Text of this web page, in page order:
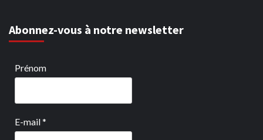
Abonnez-vous à notre newsletter
Prénom
E-mail*